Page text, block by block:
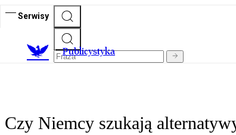
Serwisy
Publicystyka
Czy Niemcy szukają